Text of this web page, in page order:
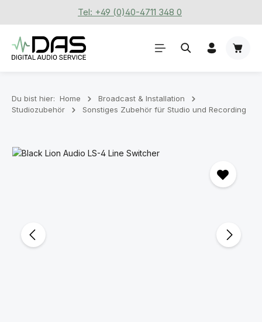
Zum Hauptinhalt springenTel: +49 (0)40-4711 348 0
Du bist hier: Home
Broadcast & Installation
Studiozubehör
Sonstiges Zubehör für Studio und Recording
Bildergalerie überspringen